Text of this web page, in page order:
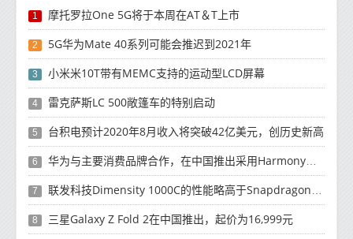
1 摩托罗拉One 5G将于本周在AT＆T上市
2 5G华为Mate 40系列可能会推迟到2021年
3 小米米10T带有MEMC支持的运动型LCD屏幕
4 雷克萨斯LC 500敞篷车的特别启动
5 台积电预计2020年8月收入将突破42亿美元，创历史新高
6 华为与主要消费品牌合作，在中国推出采用HarmonyOS 2.0的智能家居产品
7 联发科技Dimensity 1000C的性能略高于Snapdragon 765G
8 三星Galaxy Z Fold 2在中国推出，起价为16,999元